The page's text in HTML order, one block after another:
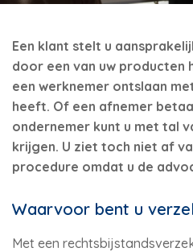
Een klant stelt u
door een van uw producten
een werknemer ontslaan
heeft. Of een afnemer
ondernemer kunt u met tal
krijgen. U ziet toch niet af
procedure omdat u de
Waarvoor bent u
Met een